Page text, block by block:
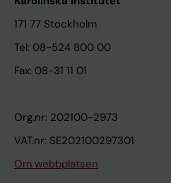
171 77 Stockholm
Tel: 08-524 800 00
Fax: 08-31 11 01
Org.nr: 202100-2973
VAT.nr: SE202100297301
Om webbplatsen